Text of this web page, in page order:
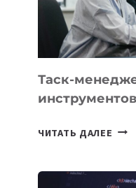
Таск-
ЧИТАТЬ ДАЛЕЕ ТАСК-